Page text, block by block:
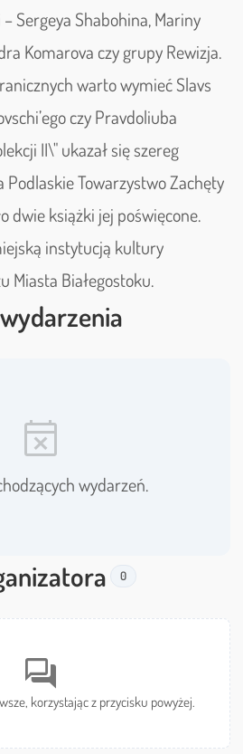
Sergeya Shabohina, Mariny
Komarova czy grupy Rewizja.
warto wymieć Slavs
czy Pravdoliuba
II\" ukazał się szereg
Towarzystwo Zachęty
dwie książki jej poświęcone.
instytucją kultury
Miasta Białegostoku.
event_busy
wydarzeń.
0
forum
korzystając z przycisku powyżej.